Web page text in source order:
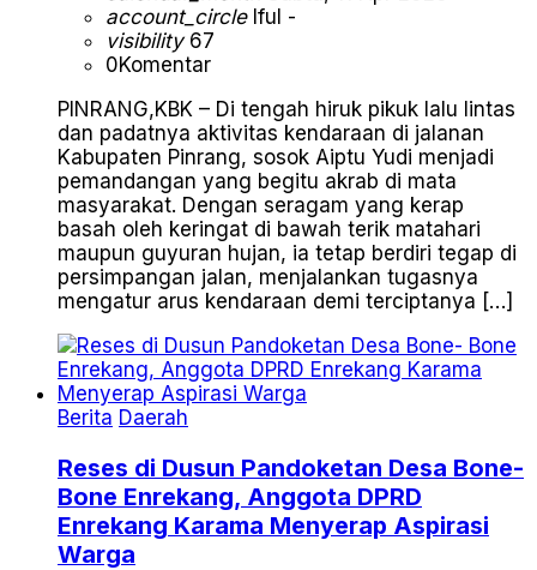
account_circleIful -
visibility67
0Komentar
PINRANG,KBK – Di tengah hiruk pikuk lalu lintas
dan padatnya aktivitas kendaraan di jalanan
Kabupaten Pinrang, sosok Aiptu Yudi menjadi
pemandangan yang begitu akrab di mata
masyarakat. Dengan seragam yang kerap
basah oleh keringat di bawah terik matahari
maupun guyuran hujan, ia tetap berdiri tegap di
persimpangan jalan, menjalankan tugasnya
mengatur arus kendaraan demi terciptanya […]
Berita Daerah
Reses di Dusun Pandoketan Desa Bone-
Bone Enrekang, Anggota DPRD
Enrekang Karama Menyerap Aspirasi
Warga